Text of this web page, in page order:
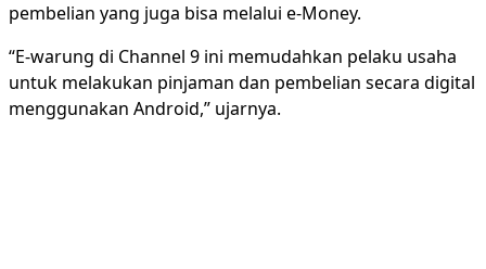
pembelian yang juga bisa melalui e-Money.
“E-warung di Channel 9 ini memudahkan pelaku usaha
untuk melakukan pinjaman dan pembelian secara digital
menggunakan Android,” ujarnya.